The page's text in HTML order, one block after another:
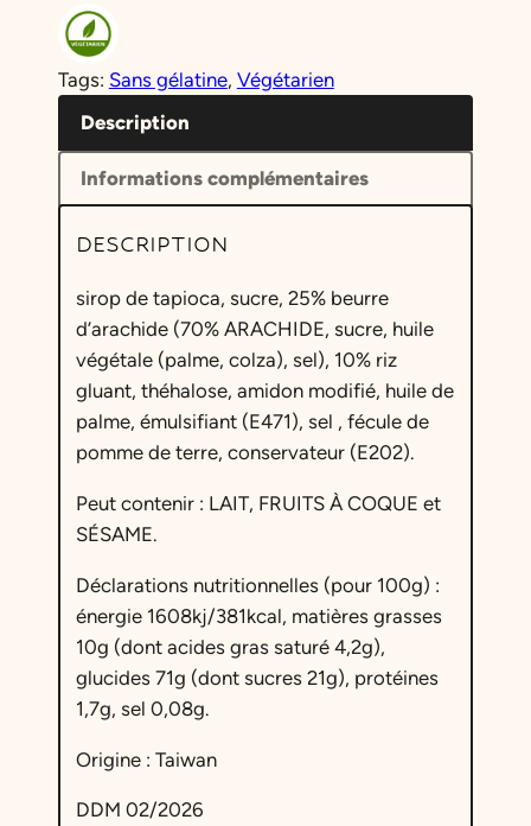
i
t
é
d
e
M
c
h
i
M
i
n
B
u
r
r
e
d
C
a
Tags: Sans gélatine, Végétarien
Description
Informations complémentaires
DESCRIPTION
sirop de tapioca, sucre, 25% beurre
d’arachide (70% ARACHIDE, sucre, huile
végétale (palme, colza), sel), 10% riz
gluant, théhalose, amidon modifié, huile de
palme, émulsifiant (E471), sel , fécule de
pomme de terre, conservateur (E202).
Peut contenir : LAIT, FRUITS À COQUE et
SÉSAME.
Déclarations nutritionnelles (pour 100g) :
énergie 1608kj/381kcal, matières grasses
10g (dont acides gras saturé 4,2g),
glucides 71g (dont sucres 21g), protéines
1,7g, sel 0,08g.
Origine : Taiwan
DDM 02/2026